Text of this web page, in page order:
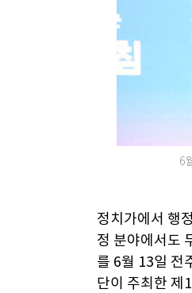
6
정치가에서 행
정 분야에서도
를 6월 13일 전
단이 주최한 제